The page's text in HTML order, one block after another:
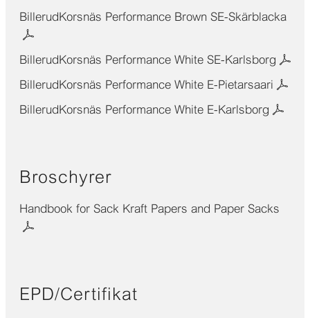
på
BillerudKorsnäs
Performance
Brown SE
specifikation
BillerudKorsnäs Performance Brown SE-Skärblacka
BillerudKorsnäs Performance White SE-Karlsborg
BillerudKorsnäs Performance White E-Pietarsaari
BillerudKorsnäs Performance White E-Karlsborg
Broschyrer
Handbook for Sack Kraft Papers and Paper Sacks
EPD/Certifikat